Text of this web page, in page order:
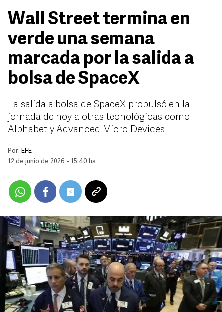
Wall Street termina en
verde una semana
marcada por la salida a
bolsa de SpaceX
La salida a bolsa de SpaceX propulsó en la
jornada de hoy a otras tecnológicas como
Alphabet y Advanced Micro Devices
Por: EFE
12 de junio de 2026 - 15:40 hs